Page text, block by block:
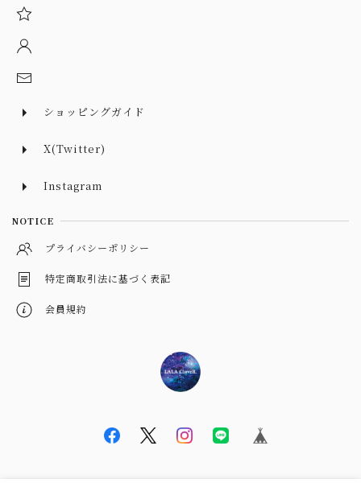
ショッピングガイド
X(Twitter)
Instagram
NOTICE
プライバシーポリシー
特定商取引法に基づく表記
会員規約